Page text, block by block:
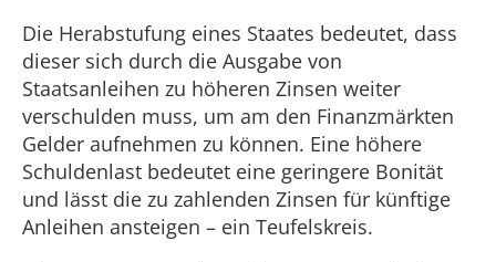
Die Herabstufung eines Staates bedeutet, dass
dieser sich durch die Ausgabe von
Staatsanleihen zu höheren Zinsen weiter
verschulden muss, um am den Finanzmärkten
Gelder aufnehmen zu können. Eine höhere
Schuldenlast bedeutet eine geringere Bonität
und lässt die zu zahlenden Zinsen für künftige
Anleihen ansteigen – ein Teufelskreis.